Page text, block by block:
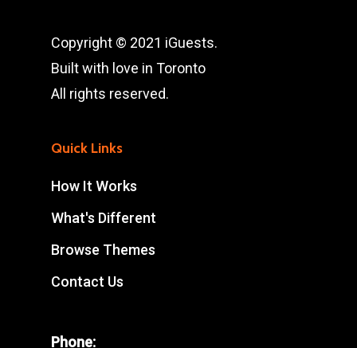
Copyright © 2021 iGuests.
Built with love in Toronto
All rights reserved.
Quick Links
How It Works
What's Different
Browse Themes
Contact Us
Phone: